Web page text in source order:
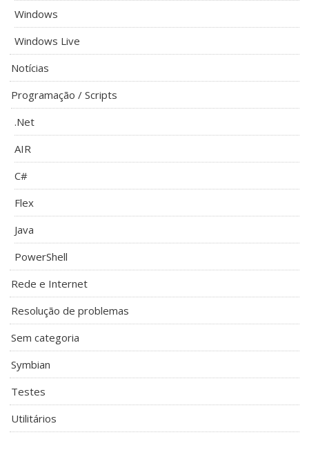
Windows
Windows Live
Notícias
Programação / Scripts
.Net
AIR
C#
Flex
Java
PowerShell
Rede e Internet
Resolução de problemas
Sem categoria
Symbian
Testes
Utilitários